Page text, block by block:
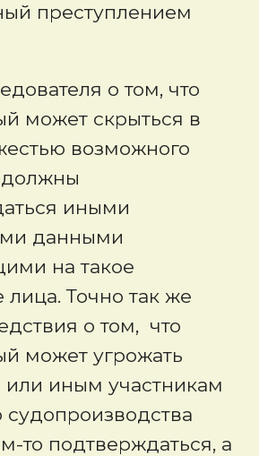
преступлением
о том, что
может скрыться в
возможного
должны
иными
данными
на такое
Точно так же
о том, что
может угрожать
или иным участникам
судопроизводства
то подтверждаться, а